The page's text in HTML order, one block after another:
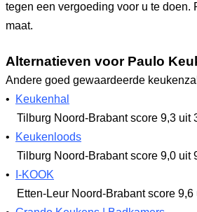
tegen een vergoeding voor u te doen.
maat.
Alternatieven voor Paulo
Andere goed gewaardeerde
•
Keukenhal
Tilburg Noord-Brabantscore 9,3 uit
•
Keukenloods
Tilburg Noord-Brabantscore 9,0 uit
•
I-KOOK
Etten-Leur Noord-Brabantscore 9,6